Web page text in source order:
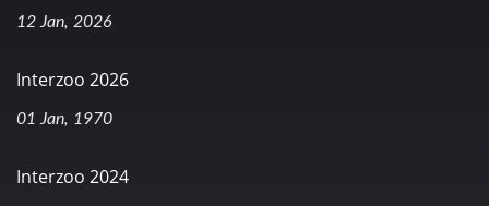
12 Jan, 2026
Interzoo 2026
01 Jan, 1970
Interzoo 2024